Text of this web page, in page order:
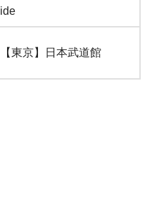
ide
【東京】日本武道館